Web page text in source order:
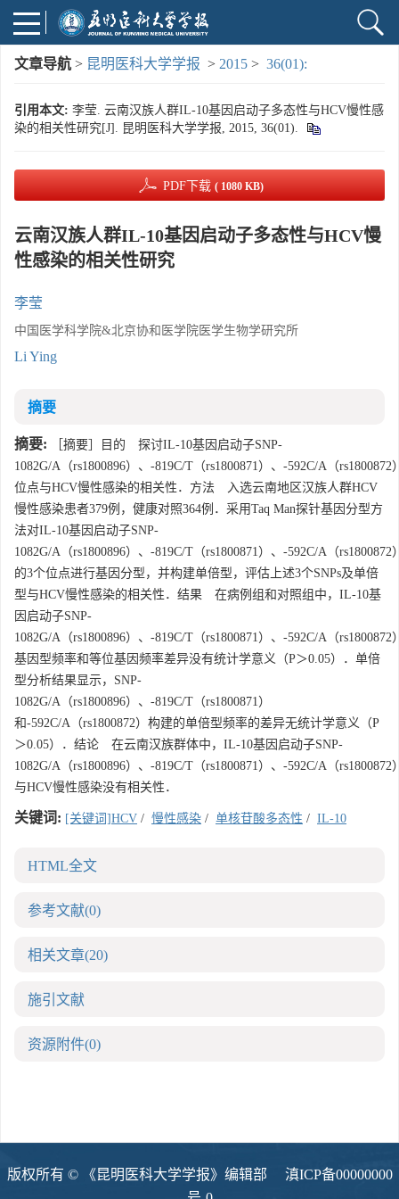
文章导航 > 昆明医科大学学报 > 2015 > 36(01):
引用本文: 李莹. 云南汉族人群IL-10基因启动子多态性与HCV慢性感
染的相关性研究[J]. 昆明医科大学学报, 2015, 36(01).
PDF下载 ( 1080 KB)
云南汉族人群IL-10基因启动子多态性与HCV慢
性感染的相关性研究
李莹
中国医学科学院&北京协和医学院医学生物学研究所
Li Ying
摘要
摘要: ［摘要］目的 探讨IL-10基因启动子SNP-
1082G/A（rs1800896）、-819C/T（rs1800871）、-592C/A（rs1800872
位点与HCV慢性感染的相关性．方法 入选云南地区汉族人群HCV
慢性感染患者379例，健康对照364例．采用Taq Man探针基因分型方
法对IL-10基因启动子SNP-
1082G/A（rs1800896）、-819C/T（rs1800871）、-592C/A（rs1800872
的3个位点进行基因分型，并构建单倍型，评估上述3个SNPs及单倍
型与HCV慢性感染的相关性．结果 在病例组和对照组中，IL-10基
因启动子SNP-
1082G/A（rs1800896）、-819C/T（rs1800871）、-592C/A（rs1800872
基因型频率和等位基因频率差异没有统计学意义（P＞0.05）．单倍
型分析结果显示，SNP-
1082G/A（rs1800896）、-819C/T（rs1800871）
和-592C/A（rs1800872）构建的单倍型频率的差异无统计学意义（P
＞0.05）．结论 在云南汉族群体中，IL-10基因启动子SNP-
1082G/A（rs1800896）、-819C/T（rs1800871）、-592C/A（rs1800872
与HCV慢性感染没有相关性．
关键词: [关键词]HCV / 慢性感染 / 单核苷酸多态性 / IL-10
HTML全文
参考文献(0)
相关文章(20)
施引文献
资源附件(0)
版权所有 © 《昆明医科大学学报》编辑部 滇ICP备00000000